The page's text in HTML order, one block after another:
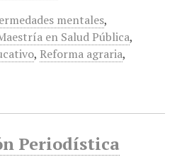
mentales,
en Salud Pública,
, Reforma agraria,
Periodística